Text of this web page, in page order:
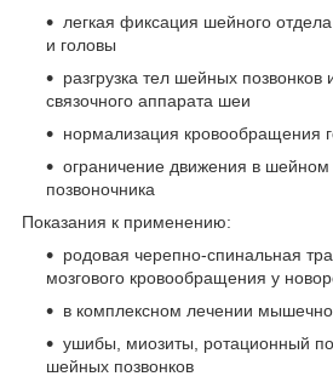
легкая фиксация шейного
и головы
разгрузка тел шейных
связочного аппарата шеи
нормализация кровообращения
ограничение движения в шейном
позвоночника
Показания к применению:
родовая черепно-спинальная
мозгового кровообращения у
в комплексном лечении
ушибы, миозиты, ротационный
шейных позвонков